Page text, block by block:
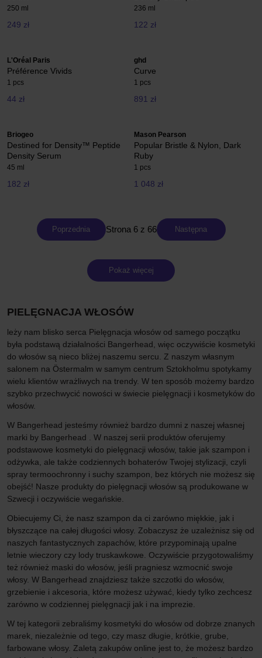
250 ml
249 zł
236 ml
122 zł
L'Oréal Paris
Préférence Vivids
1 pcs
44 zł
ghd
Curve
1 pcs
891 zł
Briogeo
Destined for Density™ Peptide
Density Serum
45 ml
182 zł
Mason Pearson
Popular Bristle & Nylon, Dark
Ruby
1 pcs
1 048 zł
Poprzednia Strona 6 z 66 Następna
Pokaż więcej
PIELĘGNACJA WŁOSÓW
leży nam blisko serca Pielęgnacja włosów od samego początku
była podstawą działalności Bangerhead, więc oczywiście kosmetyki
do włosów są nieco bliżej naszemu sercu. Z naszym własnym
salonem na Östermalm w samym centrum Sztokholmu spotykamy
wielu klientów wrażliwych na trendy. W ten sposób możemy bardzo
szybko przechwycić nowości w świecie pielęgnacji i kosmetyków do
włosów.
W Bangerhead jesteśmy również bardzo dumni z naszej własnej
marki by Bangerhead . W naszej serii produktów oferujemy
podstawowe kosmetyki do pielęgnacji włosów, takie jak szampon i
odżywka, ale także codziennych bohaterów Twojej stylizacji, czyli
spray termoochronny i suchy szampon, bez których nie możesz się
obejść! Nasze produkty do pielęgnacji włosów są produkowane w
Szwecji i oczywiście wegańskie.
Obiecujemy Ci, że nasz szampon da ci zarówno miękkie, jak i
błyszczące na całej długości włosy. Zobaczysz że uzależnisz się od
naszych fantastycznych zapachów, które przypominają upalne
letnie wieczory czy lody truskawkowe. Oczywiście przygotowaliśmy
też również maski do włosów, jeśli pragniesz wzmocnić swoje
włosy. W Bangerhead znajdziesz także szczotki do włosów,
grzebienie i akcesoria, które możesz używać, kiedy tylko zechcesz
zarówno w codziennej pielęgnacji jak i na imprezie.
W tej kategorii zebraliśmy kosmetyki do włosów od dobrze znanych
marek, niezależnie od tego, czy masz długie, krótkie, grube,
farbowane włosy. Zaletą zakupów online jest to, że możesz bardzo